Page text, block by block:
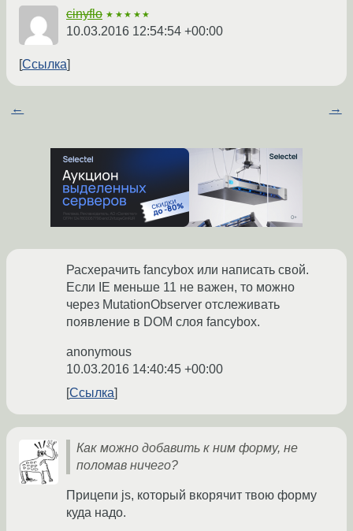
cinyflo ★★★★★
10.03.2016 12:54:54 +00:00
Ссылка
← →
Расхерачить fancybox или написать свой.
Если IE меньше 11 не важен, то можно
через MutationObserver отслеживать
появление в DOM слоя fancybox.
anonymous
10.03.2016 14:40:45 +00:00
Ссылка
Как можно добавить к ним форму, не
поломав ничего?
Прицепи js, который вкорячит твою форму
куда надо.